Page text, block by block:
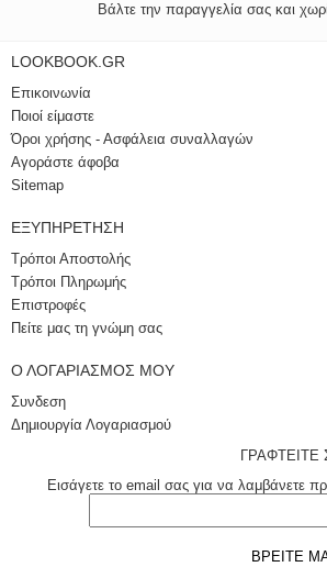
Βάλτε την παραγγελία σας και
LOOKBOOK.GR
Επικοινωνία
Ποιοί είμαστε
Όροι χρήσης - Ασφάλεια συναλλαγών
Αγοράστε άφοβα
Sitemap
ΕΞΥΠΗΡΈΤΗΣΗ
Τρόποι Αποστολής
Τρόποι Πληρωμής
Επιστροφές
Πείτε μας τη γνώμη σας
Ο ΛΟΓΑΡΙΑΣΜΌΣ ΜΟΥ
Συνδεση
Δημιουργία Λογαριασμού
ΓΡΑΦΤΕΙΤΕ
Εισάγετε το email σας για να λαμβάνετε
ΒΡΕΙΤΕ